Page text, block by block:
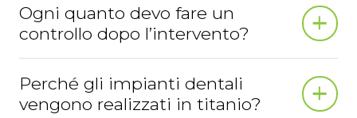
Ogni quanto devo fare un
controllo dopo l’intervento?
Perché gli impianti dentali
vengono realizzati in titanio?